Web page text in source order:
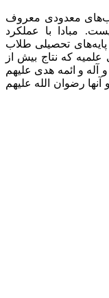
معدودی معروف
مبادا با عملکرد
تحصیلی طلاب
که نتاج بیش از
آله و ائمه هدی علیهم
رضوان الله علیهم